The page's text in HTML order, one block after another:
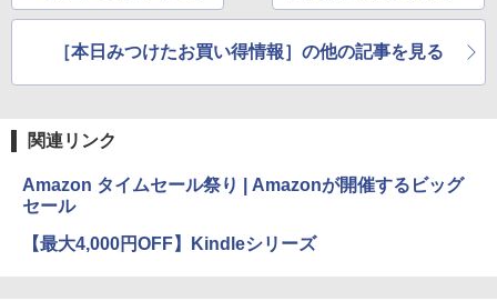
omebookが19,800円
ムセール祭り
［本日みつけたお買い得情報］の他の記事を見る
関連リンク
Amazon タイムセール祭り | Amazonが開催するビッグ
セール
【最大4,000円OFF】Kindleシリーズ